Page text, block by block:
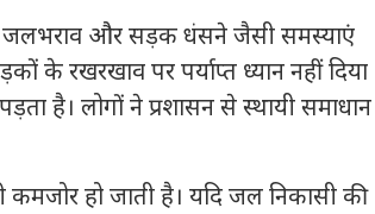
में जलभराव और सड़क धंसने जैसी समस्याएं
रखरखाव पर पर्याप्त ध्यान नहीं दिया
है। लोगों ने प्रशासन से स्थायी समाधान
कमजोर हो जाती है। यदि जल निकासी की